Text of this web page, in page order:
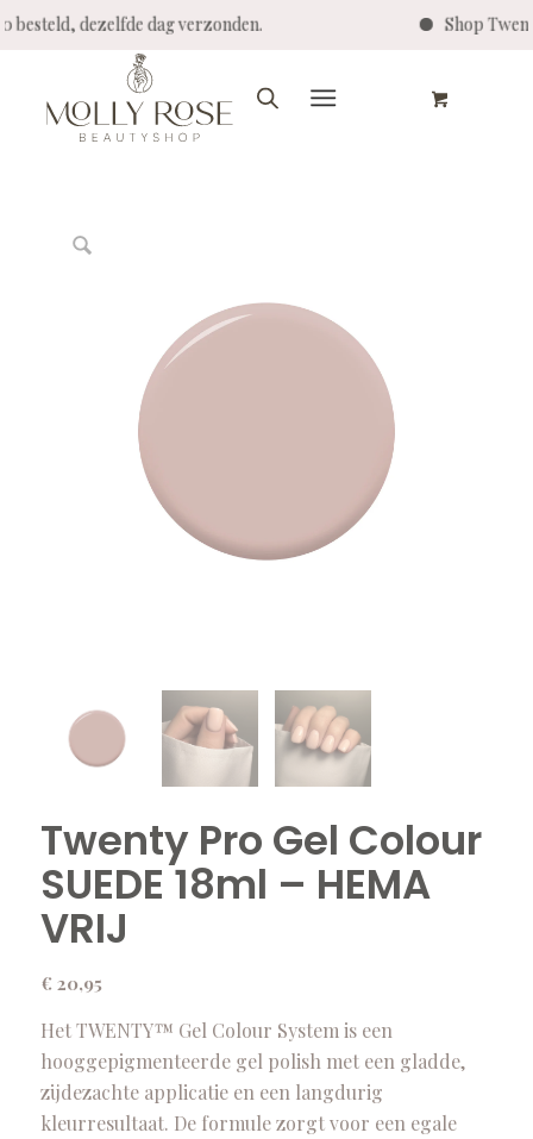
besteld, dezelfde dag verzonden. Shop
Twenty Pro Gel Colour
SUEDE 18ml – HEMA
VRIJ
€ 20,95
Het TWENTY™ Gel Colour System is een
hooggepigmenteerde gel polish met een gladde,
zijdezachte applicatie en een langdurig
kleurresultaat. De formule zorgt voor een egale